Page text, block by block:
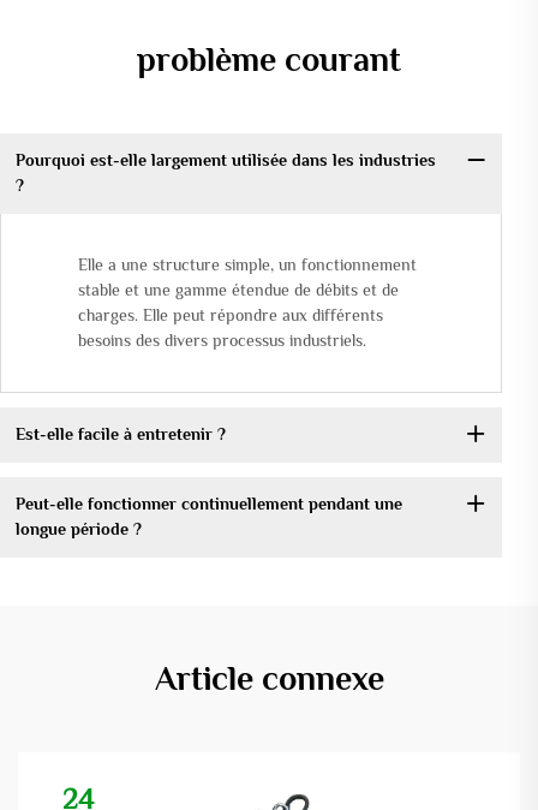
problème courant
Pourquoi est-elle largement utilisée dans les industries
?
Elle a une structure simple, un fonctionnement
stable et une gamme étendue de débits et de
charges. Elle peut répondre aux différents
besoins des divers processus industriels.
Est-elle facile à entretenir ?
Peut-elle fonctionner continuellement pendant une
longue période ?
Article connexe
24